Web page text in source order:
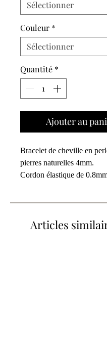
Couleur *
Quantité *
Ajouter au
Bracelet de cheville en
pierres naturelles 4mm.
Cordon élastique de
Noir/Gris: Obsidienne
Articles